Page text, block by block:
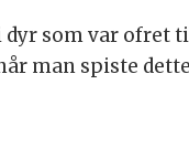
som var ofret
man spiste